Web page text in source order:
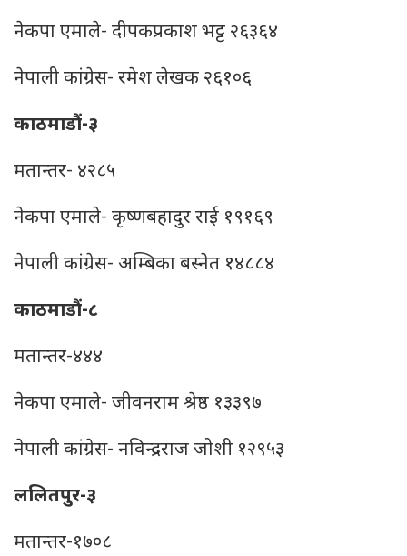
नेकपा एमाले- दीपकप्रकाश भट्ट २६३६४
नेपाली कांग्रेस- रमेश लेखक २६१०६
काठमाडौं-३
मतान्तर- ४२८५
नेकपा एमाले- कृष्‍णबहादुर राई १९१६९
नेपाली कांग्रेस- अम्‍बिका बस्‍नेत १४८८४
काठमाडौं-८
मतान्तर-४४४
नेकपा एमाले- जीवनराम श्रेष्ठ १३३९७
नेपाली कांग्रेस- नविन्द्रराज जोशी १२९५३
ललितपुर-३
मतान्तर-१७०८